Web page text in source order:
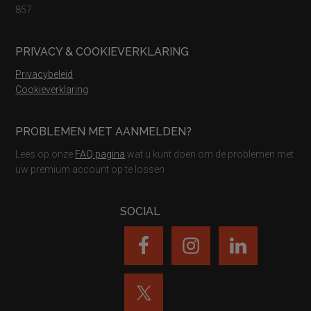
857.
PRIVACY & COOKIEVERKLARING
Privacybeleid
Cookieverklaring
PROBLEMEN MET AANMELDEN?
Lees op onze FAQ pagina wat u kunt doen om de problemen met
uw premium account op te lossen
SOCIAL